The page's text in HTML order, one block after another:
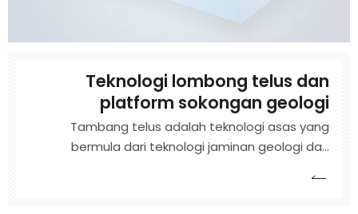
Teknologi lombong telus dan
platform sokongan geologi
Tambang telus adalah teknologi asas yang
bermula dari teknologi jaminan geologi dan